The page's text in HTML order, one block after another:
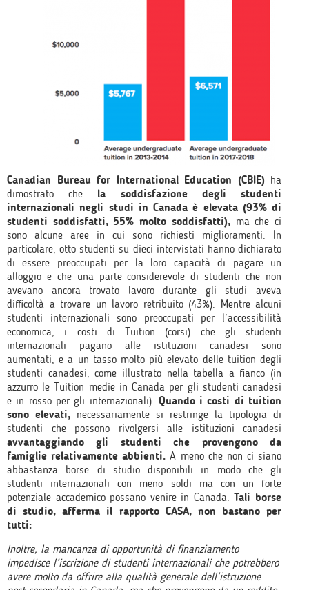
Canadian Bureau for International Education (CBIE) ha
dimostrato che la soddisfazione degli studenti
internazionali negli studi in Canada è elevata (93% di
studenti soddisfatti, 55% molto soddisfatti),ma che ci
sono alcune aree in cui sono richiesti miglioramenti. In
particolare, otto studenti su dieci intervistati hanno dichiarato
di essere preoccupati per la loro capacità di pagare un
alloggio e che una parte considerevole di studenti che non
avevano ancora trovato lavoro durante gli studi aveva
difficoltà a trovare un lavoro retribuito (43%). Mentre alcuni
studenti internazionali sono preoccupati per l’accessibilità
economica, i costi di Tuition (corsi) che gli studenti
internazionali pagano alle istituzioni canadesi sono
aumentati, e a un tasso molto più elevato delle tuition degli
studenti canadesi, come illustrato nella tabella a fianco (in
azzurro le Tuition medie in Canada per gli studenti canadesi
e in rosso per gli internazionali). Quando i costi di tuition
sono elevati, necessariamente si restringe la tipologia di
studenti che possono rivolgersi alle istituzioni canadesi
avvantaggiando gli studenti che provengono da
famiglie relativamente abbienti.A meno che non ci siano
abbastanza borse di studio disponibili in modo che gli
studenti internazionali con meno soldi ma con un forte
potenziale accademico possano venire in Canada.Tali borse
di studio, afferma il rapporto CASA, non bastano per
tutti:
Inoltre, la mancanza di opportunità di finanziamento
impedisce l’iscrizione di studenti internazionali che potrebbero
avere molto da offrire alla qualità generale dell’istruzione